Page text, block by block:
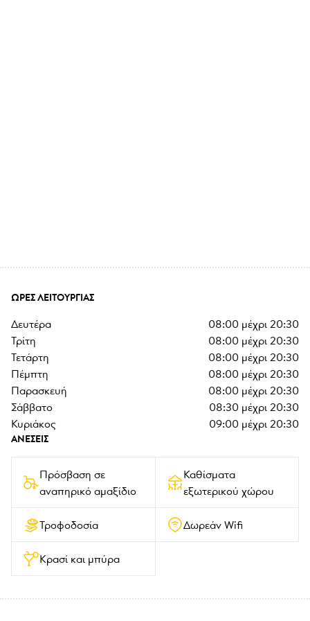
ΏΡΕΣ ΛΕΙΤΟΥΡΓΊΑΣ
δευτέρα 08:00 μέχρι20:30
τρίτη
08:00 μέχρι20:30
τετάρτη
08:00 μέχρι20:30
πέμπτη
08:00 μέχρι20:30
παρασκευή
08:00 μέχρι20:30
σάββατο
08:30 μέχρι20:30
κυριάκος
09:00 μέχρι20:30
ΑΝΈΣΕΙΣ
Πρόσβαση σε
αναπηρικό αμαξίδιο
Καθίσματα
εξωτερικού χώρου
Τροφοδοσία Δωρεάν Wifi
Κρασί και μπύρα